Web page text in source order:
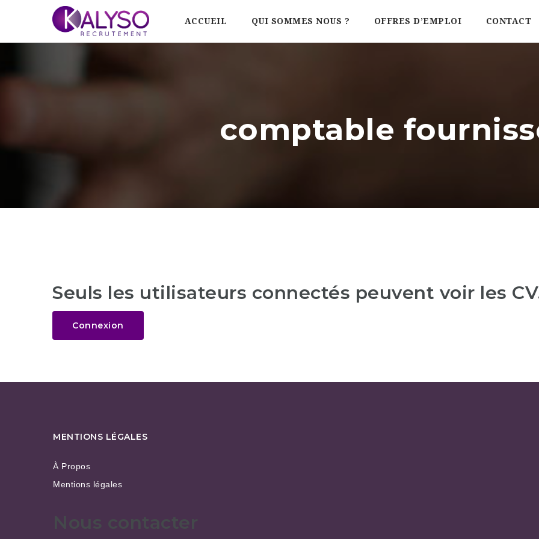
ACCUEIL QUI SOMMES NOUS ? OFFRES D’EMPLOI CONTACT
comptable
Seuls les utilisateurs connectés peuvent voir les
Connexion
MENTIONS LÉGALES
À Propos
Mentions légales
Nous contacter